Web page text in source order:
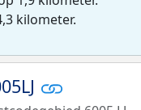
kilometer.